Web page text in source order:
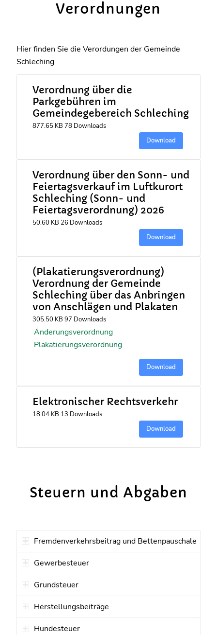
Verordnungen
Hier finden Sie die Verordungen der Gemeinde
Schleching
Verordnung über die
Parkgebühren im
Gemeindegebereich Schleching
877.65 KB 78 Downloads
Download
Verordnung über den Sonn- und
Feiertagsverkauf im Luftkurort
Schleching (Sonn- und
Feiertagsverordnung) 2026
50.60 KB 26 Downloads
Download
(Plakatierungsverordnung)
Verordnung der Gemeinde
Schleching über das Anbringen
von Anschlägen und Plakaten
305.50 KB 97 Downloads
Änderungsverordnung
Plakatierungsverordnung
Download
Elektronischer Rechtsverkehr
18.04 KB 13 Downloads
Download
Steuern und Abgaben
Fremdenverkehrsbeitrag und Bettenpauschale
Gewerbesteuer
Grundsteuer
Herstellungsbeiträge
Hundesteuer